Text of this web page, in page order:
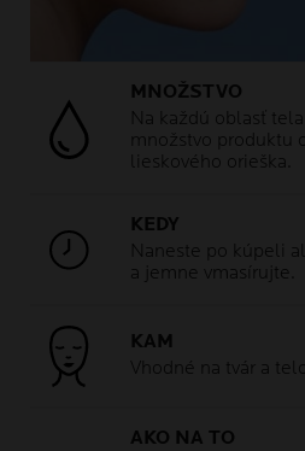
MNOŽSTVO
Na každú oblasť
množstvo produktu
lieskového orieška.
KEDY
Naneste po kúpeli
a jemne vmasírujte.
KAM
Vhodné na tvár a
AKO NA TO